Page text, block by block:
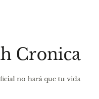
Cronica
no hará que tu vida